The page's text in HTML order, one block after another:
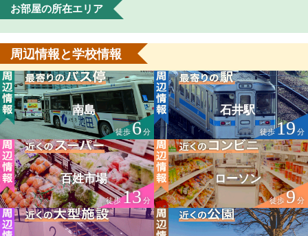
お部屋の所在エリア
周辺情報と学校情報
南島
徒歩6分
石井駅
徒歩19分
百姓市場
徒歩13分
ローソン
徒歩9分